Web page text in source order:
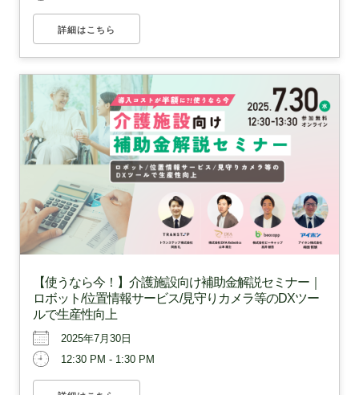
詳細はこちら
【使うなら今！】介護施設向け補助金解説セミナー｜
ロボット/位置情報サービス/見守りカメラ等のDXツー
ルで生産性向上
2025年7月30日
12:30 PM - 1:30 PM